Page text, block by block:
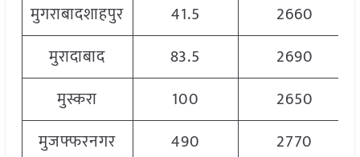
मुगराबादशाहपुर
41.5
2660
मुरादाबाद
83.5
2690
मुस्करा
100
2650
मुजफ्फरनगर
490
2770